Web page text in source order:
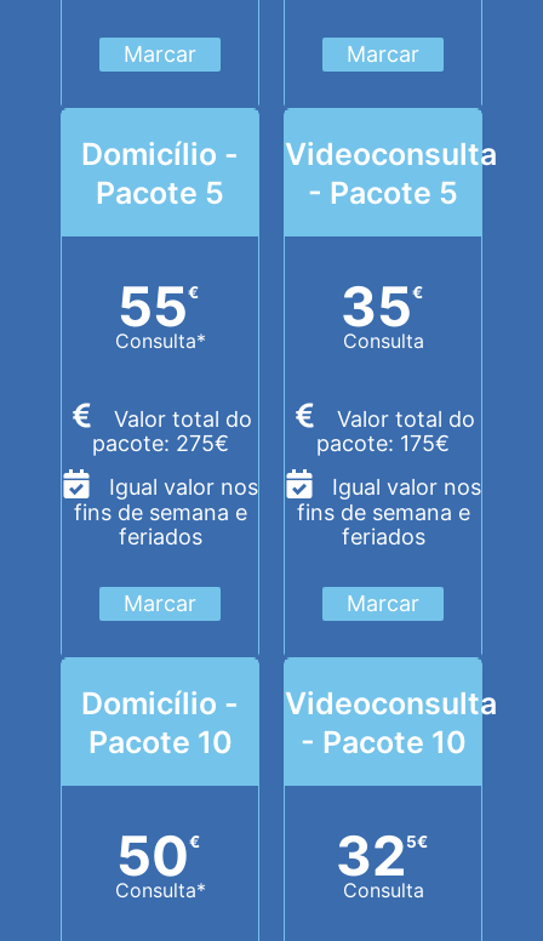
Marcar
Domicílio -
Pacote 5
55€
Consulta*
Valor total do
pacote: 275€
Igual valor nos
fins de semana e
feriados
Marcar
Domicílio -
Pacote 10
50€
Consulta*
Marcar
Videoconsulta
- Pacote 5
35€
Consulta
Valor total do
pacote: 175€
Igual valor nos
fins de semana e
feriados
Marcar
Videoconsulta
- Pacote 10
325€
Consulta